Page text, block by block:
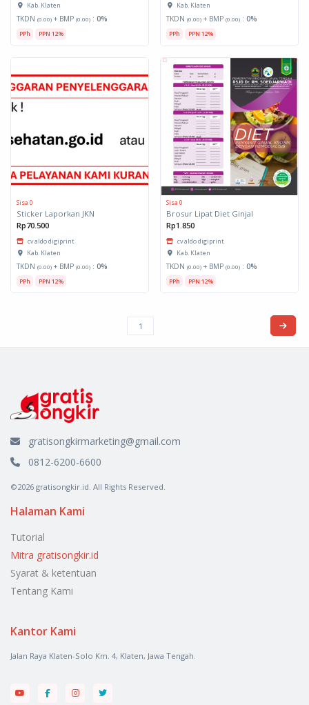
Kab. Klaten
TKDN (0.00) + BMP (0.00) : 0%
PPh PPN 12%
Kab. Klaten
TKDN (0.00) + BMP (0.00) : 0%
PPh PPN 12%
Sisa 0
Sticker Laporkan JKN
Rp70.500
cv aldo digiprint
Kab. Klaten
TKDN (0.00) + BMP (0.00) : 0%
PPh PPN 12%
Sisa 0
Brosur Lipat Diet Ginjal
Rp1.850
cv aldo digiprint
Kab. Klaten
TKDN (0.00) + BMP (0.00) : 0%
PPh PPN 12%
gratisongkirmarketing@gmail.com
0812-6200-6600
©2026 gratisongkir.id. All Rights Reserved.
Halaman Kami
Tutorial
Mitra gratisongkir.id
Syarat & ketentuan
Tentang Kami
Kantor Kami
Jalan Raya Klaten-Solo Km. 4, Klaten, Jawa Tengah.